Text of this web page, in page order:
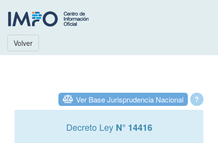
Volver
?
Ver Base Jurisprudencia Nacional
Decreto Ley N° 14416